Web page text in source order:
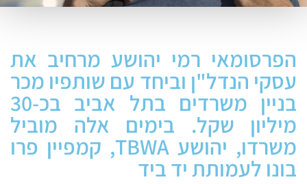
הפרסומאי רמי יהושע מרחיב את
עסקי הנדל"ן וביחד עם שותפיו מכר
בניין משרדים בתל אביב בכ-30
מיליון שקל. בימים אלה מוביל
משרדו, יהושע TBWA, קמפיין פרו
בונו לעמותת יד ביד